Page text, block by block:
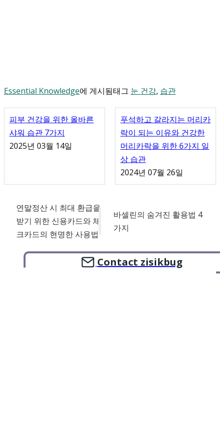
Essential Knowledge에 게시됨태그 눈 건강, 습관
피부 건강을 위한 올바른
샤워 습관 7가지
2025년 03월 14일
푸석하고 갈라지는 머리카
락이 되는 이유와 건강한
머리카락을 위한 6가지 일
상 습관
2024년 07월 26일
연말정산 시 최대 환급을
받기 위한 신용카드와 체
크카드의 현명한 사용법
바셀린의 숨겨진 활용법 4
가지
Contact zisikbug